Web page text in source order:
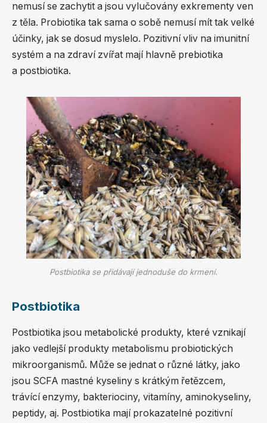
nemusí se zachytit a jsou vylučovány exkrementy ven
z těla. Probiotika tak sama o sobě nemusí mít tak velké
účinky, jak se dosud myslelo. Pozitivní vliv na imunitní
systém a na zdraví zvířat mají hlavně prebiotika
a postbiotika.
Postbiotika se přidávají jednoduše do krmení.
Postbiotika
Postbiotika jsou metabolické produkty, které vznikají
jako vedlejší produkty metabolismu probiotických
mikroorganismů. Může se jednat o různé látky, jako
jsou SCFA mastné kyseliny s krátkým řetězcem,
trávící enzymy, bakteriociny, vitamíny, aminokyseliny,
peptidy, aj. Postbiotika mají prokazatelné pozitivní